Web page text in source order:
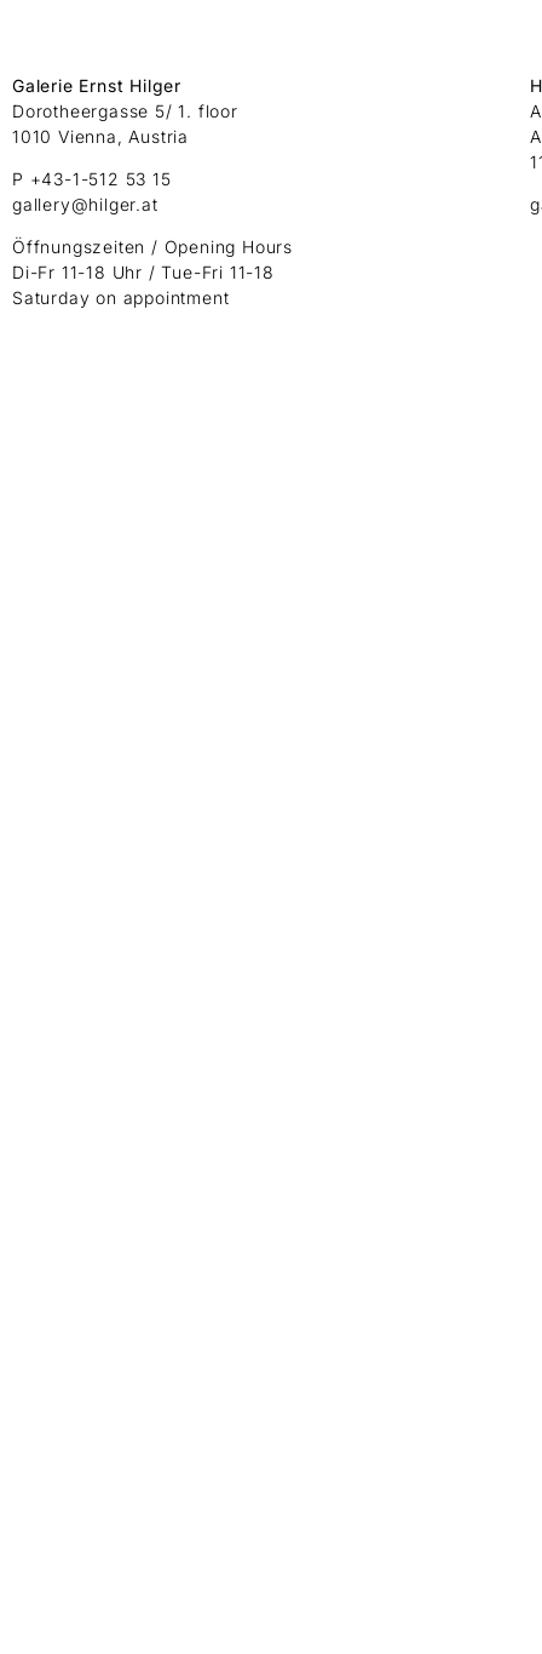
Galerie Ernst Hilger
Dorotheergasse 5/ 1. floor
1010 Vienna, Austria
P +43-1-512 53 15
gallery@hilger.at
Öffnungszeiten / Opening Hours
Di-Fr 11-18 Uhr / Tue-Fri 11-18
Saturday on appointment